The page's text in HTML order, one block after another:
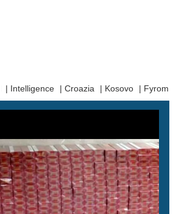
| Intelligence | Croazia | Kosovo | Fyrom